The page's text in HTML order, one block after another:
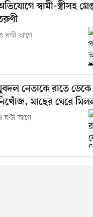
স্বামী-স্ত্রীসহ
ঘণ্টা আগে
নেতাকে রাতে
মাছের ঘেরে
ঘণ্টা আগে